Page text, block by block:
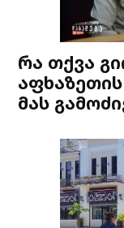
რა თქვა
მას